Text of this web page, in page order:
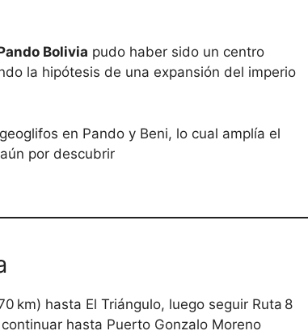
Bolivia pudo haber sido un centro
la hipótesis de una expansión del imperio
en Pando y Beni, lo cual amplía el
por descubrir
km) hasta El Triángulo, luego seguir Ruta 8
hasta Puerto Gonzalo Moreno